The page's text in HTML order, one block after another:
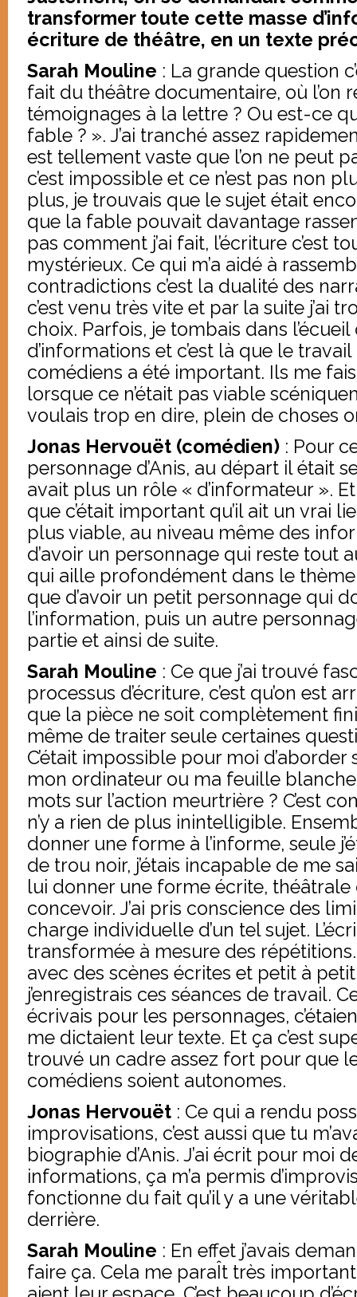
transformer toute cette masse
écriture de théâtre, en un texte
Sarah Mouline : La grande question
fait du théâtre documentaire, où l’on
témoignages à la lettre ? Ou est-ce
fable ? ». J’ai tranché assez
est tellement vaste que l’on ne peut
c’est impossible et ce n’est pas non
plus, je trouvais que le sujet était
que la fable pouvait davantage
pas comment j’ai fait, l’écriture c’est
mystérieux. Ce qui m’a aidé à
contradictions c’est la dualité des
c’est venu très vite et par la suite j’ai
choix. Parfois, je tombais dans
d’informations et c’est là que le
comédiens a été important. Ils me
lorsque ce n’était pas viable
voulais trop en dire, plein de choses
Jonas Hervouët (comédien) : Pour
personnage d’Anis, au départ il était
avait plus un rôle « d’informateur ».
que c’était important qu’il ait un vrai
plus viable, au niveau même des
d’avoir un personnage qui reste tout
qui aille profondément dans le
que d’avoir un petit personnage qui
l’information, puis un autre
partie et ainsi de suite.
Sarah Mouline : Ce que j’ai trouvé
processus d’écriture, c’est qu’on est
que la pièce ne soit complètement
même de traiter seule certaines
C’était impossible pour moi
mon ordinateur ou ma feuille
mots sur l’action meurtrière ? C’est
n’y a rien de plus inintelligible.
donner une forme à l’informe, seule
de trou noir, j’étais incapable de me
lui donner une forme écrite,
concevoir. J’ai pris conscience des
charge individuelle d’un tel sujet.
transformée à mesure des
avec des scènes écrites et petit à
j’enregistrais ces séances de travail.
écrivais pour les personnages,
me dictaient leur texte. Et ça c’est
trouvé un cadre assez fort pour que
comédiens soient autonomes.
Jonas Hervouët : Ce qui a rendu
improvisations, c’est aussi que tu
biographie d’Anis. J’ai écrit pour moi
informations, ça m’a permis
fonctionne du fait qu’il y a une
derrière.
Sarah Mouline : En effet j’avais
faire ça. Cela me paraÎt très